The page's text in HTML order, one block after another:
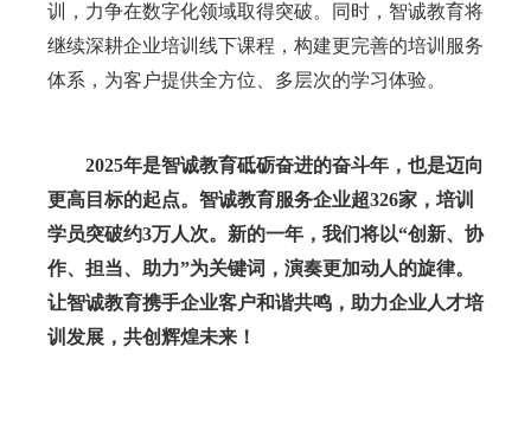
训，力争在数字化领域取得突破。同时，智诚教育将
继续深耕企业培训线下课程，构建更完善的培训服务
体系，为客户提供全方位、多层次的学习体验。
2025年是智诚教育砥砺奋进的奋斗年，也是迈向
更高目标的起点。 智诚教育服务企业超326家，培训
学员突破约3万人次。新的一年，我们将以“创新、协
作、担当、助力”为关键词，演奏更加动人的旋律。
让智诚教育携手企业客户和谐共鸣，助力企业人才培
训发展，共创辉煌未来！